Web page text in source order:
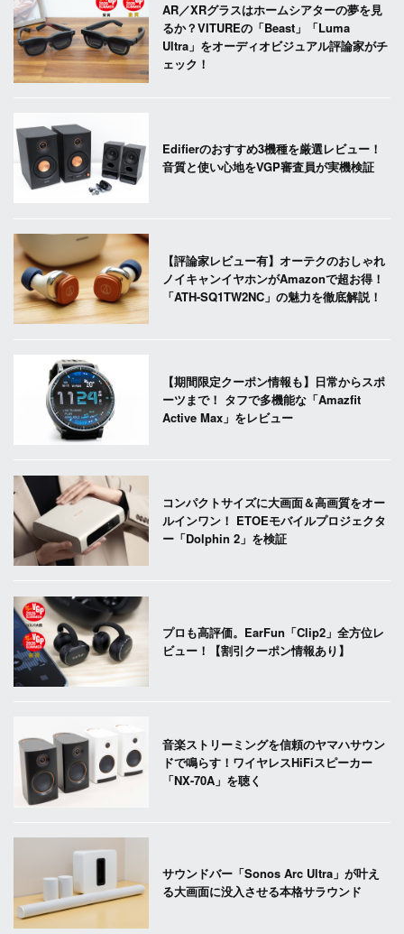
AR／XRグラスはホームシアターの夢を見
るか？VITUREの「Beast」「Luma
Ultra」をオーディオビジュアル評論家がチ
ェック！
Edifierのおすすめ3機種を厳選レビュー！
音質と使い心地をVGP審査員が実機検証
【評論家レビュー有】オーテクのおしゃれ
ノイキャンイヤホンがAmazonで超お得！
「ATH-SQ1TW2NC」の魅力を徹底解説！
【期間限定クーポン情報も】日常からスポ
ーツまで！ タフで多機能な「Amazfit
Active Max」をレビュー
コンパクトサイズに大画面＆高画質をオー
ルインワン！ ETOEモバイルプロジェクタ
ー「Dolphin 2」を検証
プロも高評価。EarFun「Clip2」全方位レ
ビュー！【割引クーポン情報あり】
音楽ストリーミングを信頼のヤマハサウン
ドで鳴らす！ワイヤレスHiFiスピーカー
「NX-70A」を聴く
サウンドバー「Sonos Arc Ultra」が叶え
る大画面に没入させる本格サラウンド